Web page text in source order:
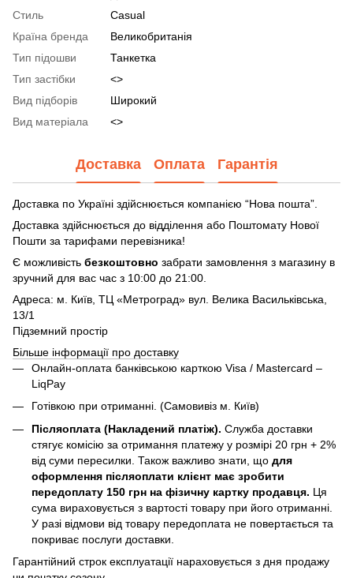
Стиль
Casual
Країна бренда
Великобританія
Тип підошви
Танкетка
Тип застібки
<>
Вид підборів
Широкий
Вид матеріала
<>
Доставка Оплата Гарантія
Доставка по Україні здійснюється компанією “Нова пошта”.
Доставка здійснюється до відділення або Поштомату Нової
Пошти за тарифами перевізника!
Є можливість безкоштовно забрати замовлення з магазину в
зручний для вас час з 10:00 до 21:00.
Адреса: м. Київ, ТЦ «Метроград» вул. Велика Васильківська,
13/1
Підземний простір
Більше інформації про доставку
Онлайн-оплата банківською карткою Visa / Mastercard –
LiqPay
Готівкою при отриманні. (Самовивіз м. Київ)
Післяоплата (Накладений платіж). Служба доставки
стягує комісію за отримання платежу у розмірі 20 грн + 2%
від суми пересилки. Також важливо знати, що для
оформлення післяоплати клієнт має зробити
передоплату 150 грн на фізичну картку продавця. Ця
сума вираховується з вартості товару при його отриманні.
У разі відмови від товару передоплата не повертається та
покриває послуги доставки.
Гарантійний строк експлуатації нараховується з дня продажу